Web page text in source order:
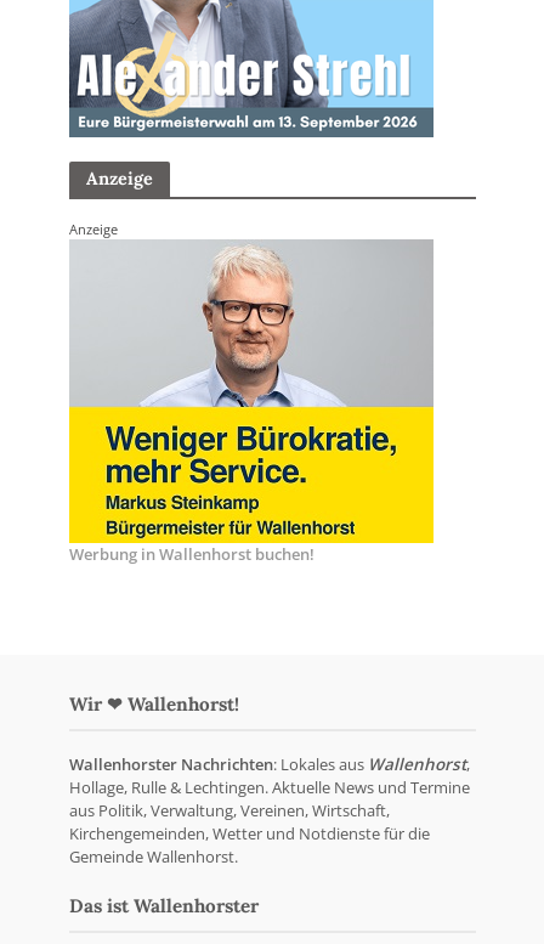
Anzeige
Anzeige
Werbung in Wallenhorst buchen!
Wir ❤ Wallenhorst!
Wallenhorster Nachrichten: Lokales aus Wallenhorst,
Hollage, Rulle & Lechtingen. Aktuelle News und Termine
aus Politik, Verwaltung, Vereinen, Wirtschaft,
Kirchengemeinden, Wetter und Notdienste für die
Gemeinde Wallenhorst.
Das ist Wallenhorster